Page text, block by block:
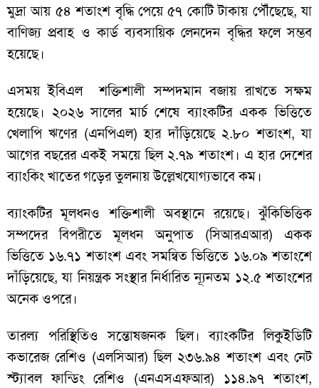
মুদ্রা আয় ৫৪ শতাংশ বৃদ্ধি পেয়ে ৫৭ কোটি টাকায় পৌঁছেছে, যা
বাণিজ্য প্রবাহ ও কার্ড ব্যবসায়িক লেনদেন বৃদ্ধির ফলে সম্ভব
হয়েছে।
এসময় ইবিএল শক্তিশালী সম্পদমান বজায় রাখতে সক্ষম
হয়েছে। ২০২৬ সালের মার্চ শেষে ব্যাংকটির একক ভিত্তিতে
খেলাপি ঋণের (এনপিএল) হার দাঁড়িয়েছে ২.৮০ শতাংশ, যা
আগের বছরের একই সময়ে ছিল ২.৭৯ শতাংশ। এ হার দেশের
ব্যাংকিং খাতের গড়ের তুলনায় উল্লেখযোগ্যভাবে কম।
ব্যাংকটির মূলধনও শক্তিশালী অবস্থানে রয়েছে। ঝুঁকিভিত্তিক
সম্পদের বিপরীতে মূলধন অনুপাত (সিআরএআর) একক
ভিত্তিতে ১৬.৭১ শতাংশ এবং সমন্বিত ভিত্তিতে ১৬.০৯ শতাংশে
দাঁড়িয়েছে, যা নিয়ন্ত্রক সংস্থার নির্ধারিত ন্যূনতম ১২.৫ শতাংশের
অনেক ওপরে।
তারল্য পরিস্থিতিও সন্তোষজনক ছিল। ব্যাংকটির লিকুইডিটি
কভারেজ রেশিও (এলসিআর) ছিল ২৩৬.৯৪ শতাংশ এবং নেট
স্ট্যাবল ফান্ডিং রেশিও (এনএসএফআর) ১১৪.৯৭ শতাংশ,